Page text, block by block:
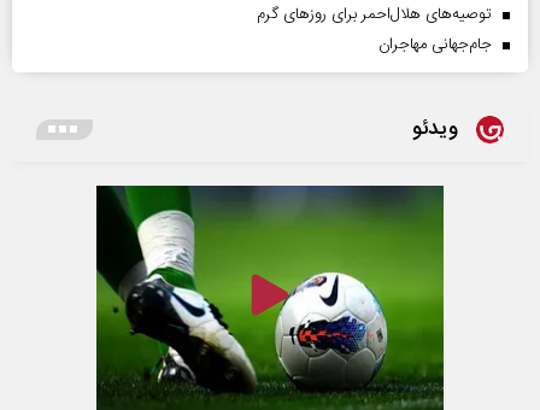
توصیه‌های هلال‌احمر برای روز‌های گرم
جام‌جهانی مهاجران
ویدئو